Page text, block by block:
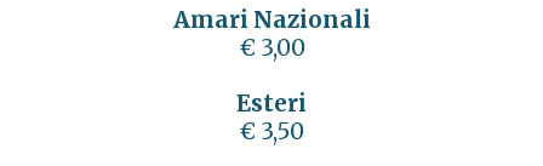
Amari Nazionali
€ 3,00
Esteri
€ 3,50